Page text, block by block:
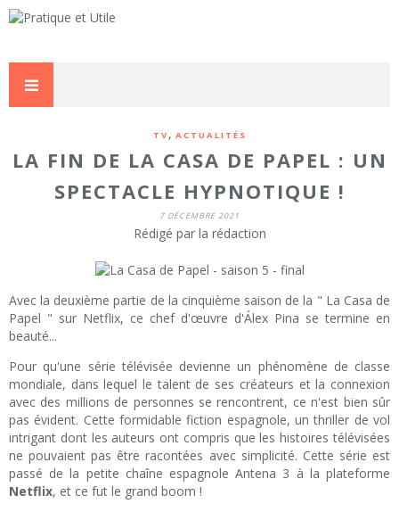
TV , ACTUALITÉS
LA FIN DE LA CASA DE PAPEL : UN
SPECTACLE HYPNOTIQUE !
7 DÉCEMBRE 2021
Rédigé par la rédaction
Avec la deuxième partie de la cinquième saison de la " La Casa de
Papel " sur Netflix, ce chef d'œuvre d'Álex Pina se termine en
beauté...
Pour qu'une série télévisée devienne un phénomène de classe
mondiale, dans lequel le talent de ses créateurs et la connexion
avec des millions de personnes se rencontrent, ce n'est bien sûr
pas évident. Cette formidable fiction espagnole, un thriller de vol
intrigant dont les auteurs ont compris que les histoires télévisées
ne pouvaient pas être racontées avec simplicité. Cette série est
passé de la petite chaîne espagnole Antena 3 à la plateforme
Netflix, et ce fut le grand boom !